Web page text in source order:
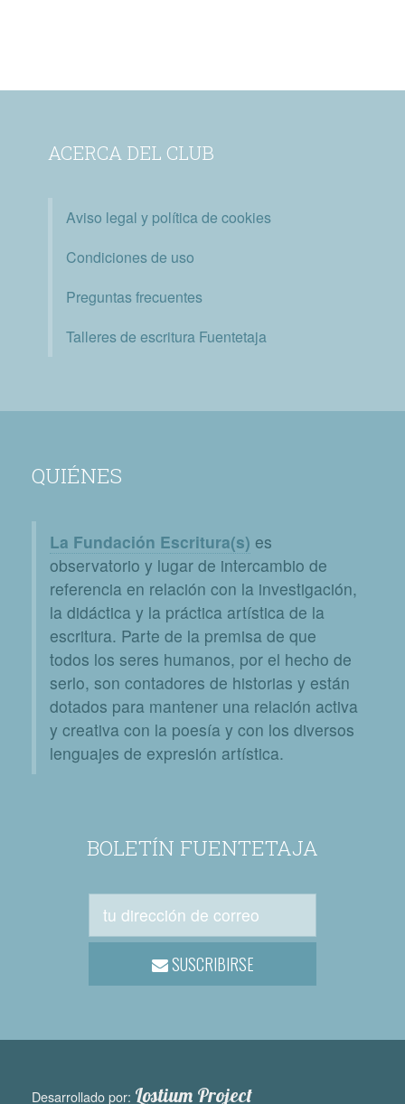
ACERCA DEL CLUB
Aviso legal y política de cookies
Condiciones de uso
Preguntas frecuentes
Talleres de escritura Fuentetaja
QUIÉNES
La Fundación Escritura(s) es
observatorio y lugar de intercambio de
referencia en relación con la investigación,
la didáctica y la práctica artística de la
escritura. Parte de la premisa de que
todos los seres humanos, por el hecho de
serlo, son contadores de historias y están
dotados para mantener una relación activa
y creativa con la poesía y con los diversos
lenguajes de expresión artística.
BOLETÍN FUENTETAJA
SUSCRIBIRSE
Desarrollado por: Lostium Project